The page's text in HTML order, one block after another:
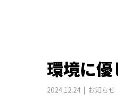
環境に優
2024.12.24 お知らせ